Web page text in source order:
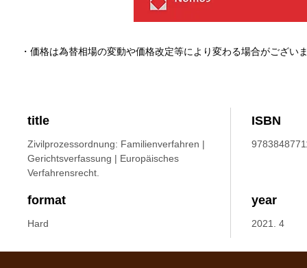
title
Zivilprozessordnung: Familienverfahren |
Gerichtsverfassung | Europäisches
Verfahrensrecht.
ISBN
format
Hard
year
2021. 4
・価格は為替相場の変動や価格改定等により変わる場合がござい